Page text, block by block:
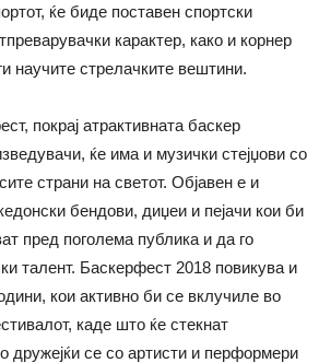
ќе биде поставен спортски
карактер, како и корнер
научите стрелачките вештини.
покрај атрактивната баскер
ќе има и музички стејџови со
страни на светот. Oбјавен е и
бендови, диџеи и пејачи кои би
пред поголема публика и да го
талент. Баскерфест 2018 повикува и
кои активно би се вклучиле во
каде што ќе стекнат
дружејќи се со артисти и перформери